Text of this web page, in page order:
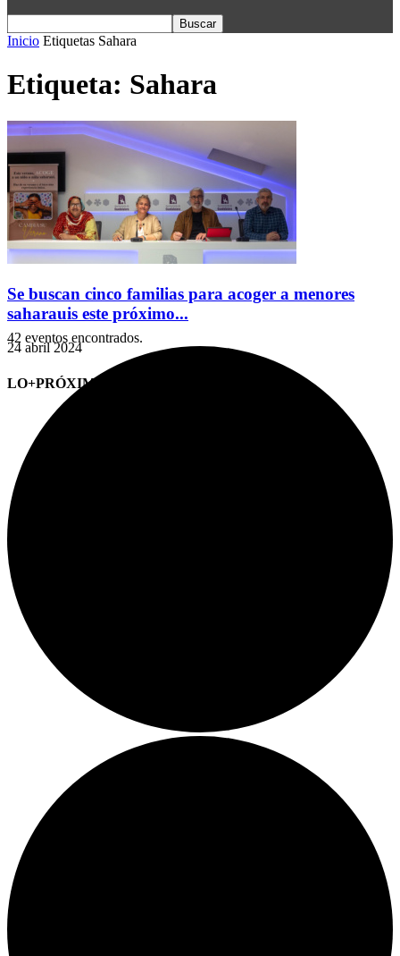
Inicio Etiquetas Sahara
Etiqueta: Sahara
Se buscan cinco familias para acoger a menores
saharauis este próximo...
24 abril 2024
LO+PRÓXIMO (CITAS)
42 eventos encontrados.